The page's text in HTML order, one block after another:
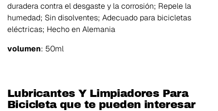
duradera contra el desgaste y la corrosión; Repele la
humedad; Sin disolventes; Adecuado para bicicletas
eléctricas; Hecho en Alemania
volumen: 50ml
Lubricantes Y Limpiadores Para
Bicicleta que te pueden interesar